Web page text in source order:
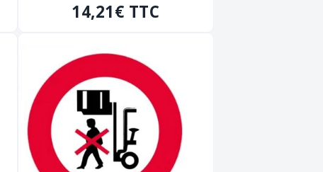
STATIONNER-SORTIE DE
14,21€ TTC